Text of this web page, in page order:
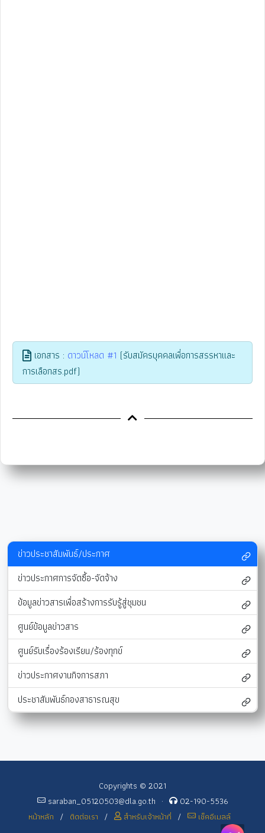
เอกสาร : ดาวน์โหลด #1 (รับสมัครบุคคลเพื่อการสรรหาและ
การเลือกสร.pdf)
ข่าวประชาสัมพันธ์/ประกาศ
ข่าวประกาศการจัดซื้อ-จัดจ้าง
ข้อมูลข่าวสารเพื่อสร้างการรับรู้สู่ชุมชน
ศูนย์ข้อมูลข่าวสาร
ศูนย์รับเรื่องร้องเรียน/ร้องทุกข์
ข่าวประกาศงานกิจการสภา
ประชาสัมพันธ์กองสาธารณสุข
Copyrights © 2021
saraban_05120503@dla.go.th ·
02-190-5536
หน้าหลัก / ติดต่อเรา / สำหรับเจ้าหน้าที่ / เช็คอีเมลล์